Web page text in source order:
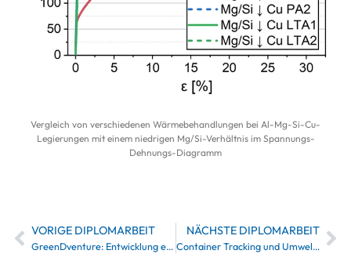
Vergleich von verschiedenen Wärmebehandlungen bei Al-Mg-Si-Cu-
Legierungen mit einem niedrigen Mg/Si-Verhältnis im Spannungs-
Dehnungs-Diagramm
VORIGE DIPLOMARBEIT
GreenDventure: Entwicklung einer Geo-Daten-basierten App zur Förderung umweltbewussten Handelns
NÄCHSTE DIPLOMARBEIT
Container Tracking und Umweltdatenerfassung